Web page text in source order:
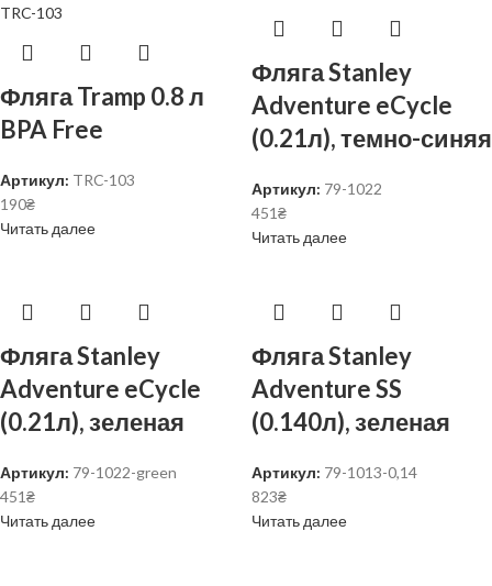
Фляга Tramp 0.8 л
BPA Free
Артикул: TRC-103
190₴
Читать далее
Фляга Stanley
Adventure eCycle
(0.21л), темно-синяя
Артикул: 79-1022
451₴
Читать далее
Фляга Stanley
Adventure eCycle
(0.21л), зеленая
Артикул: 79-1022-green
451₴
Читать далее
Фляга Stanley
Adventure SS
(0.140л), зеленая
Артикул: 79-1013-0,14
823₴
Читать далее